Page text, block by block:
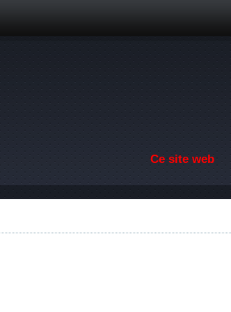
Ce site web